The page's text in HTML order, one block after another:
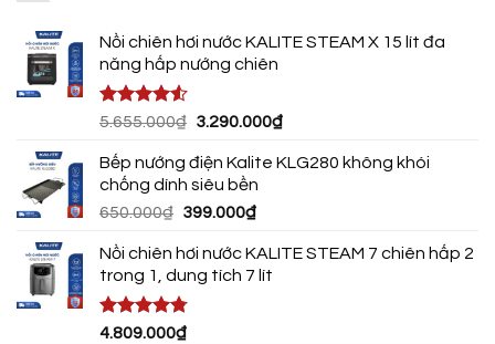
Nồi chiên hơi nước KALITE STEAM X 15 lít đa
năng hấp nướng chiên
Được xếp
5 sao
5.655.000₫ Giá
là:
5.655.000₫.
3.290.000₫Giá
tại
Bếp nướng điện Kalite KLG280 không khói
chống dính siêu bền
650.000₫ Giá
là:
650.000₫.
399.000₫Giá
tại
là:
Nồi chiên hơi nước KALITE STEAM 7 chiên hấp 2
trong 1, dung tích 7 lít
Được xếp
4.809.000₫